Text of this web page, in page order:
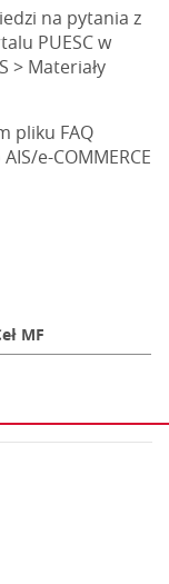
na pytania z
PUESC w
> Materiały
pliku FAQ
e-COMMERCE
MF